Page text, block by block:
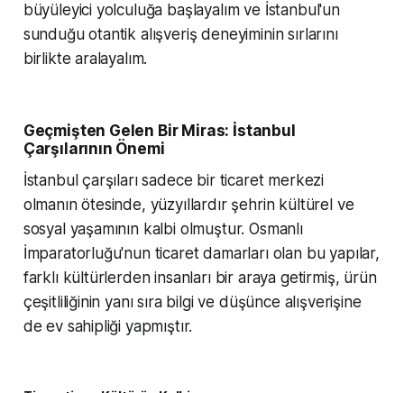
büyüleyici yolculuğa başlayalım ve İstanbul'un
sunduğu otantik alışveriş deneyiminin sırlarını
birlikte aralayalım.
Geçmişten Gelen Bir Miras: İstanbul
Çarşılarının Önemi
İstanbul çarşıları sadece bir ticaret merkezi
olmanın ötesinde, yüzyıllardır şehrin kültürel ve
sosyal yaşamının kalbi olmuştur. Osmanlı
İmparatorluğu'nun ticaret damarları olan bu yapılar,
farklı kültürlerden insanları bir araya getirmiş, ürün
çeşitliliğinin yanı sıra bilgi ve düşünce alışverişine
de ev sahipliği yapmıştır.